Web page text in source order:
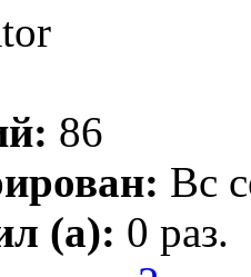
86
Вс
(а): 0 раз.